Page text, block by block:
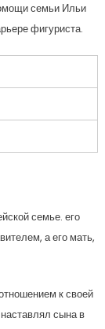
семьи Ильи
фигуриста.
семье. его
а его мать,
к своей
сына в